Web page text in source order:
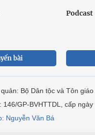
Podcast
bài
Bộ Dân tộc và Tôn giáo
146/GP-BVHTTDL, cấp
Nguyễn Văn Bá